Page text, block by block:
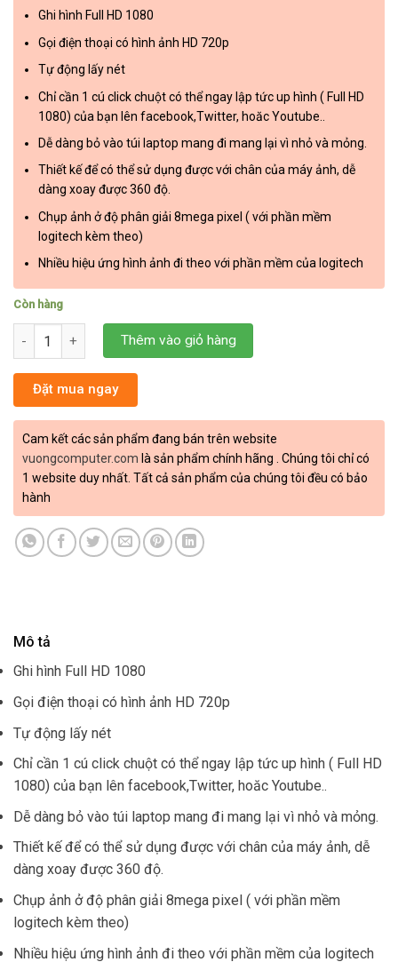
Ghi hình Full HD 1080
Gọi điện thoại có hình ảnh HD 720p
Tự động lấy nét
Chỉ cần 1 cú click chuột có thể ngay lập tức up hình ( Full HD
1080) của bạn lên facebook,Twitter, hoăc Youtube..
Dễ dàng bỏ vào túi laptop mang đi mang lại vì nhỏ và mỏng.
Thiết kế để có thể sử dụng được với chân của máy ảnh, dễ
dàng xoay được 360 độ.
Chụp ảnh ở độ phân giải 8mega pixel ( với phần mềm
logitech kèm theo)
Nhiều hiệu ứng hình ảnh đi theo với phần mềm của logitech
Còn hàng
Webcam Logitech HD C615 số lượng
Thêm vào giỏ hàng
Đặt mua ngay
Cam kết các sản phẩm đang bán trên website
vuongcomputer.com là sản phẩm chính hãng . Chúng tôi chỉ có
1 website duy nhất. Tất cả sản phẩm của chúng tôi đều có bảo
hành
Mô tả
Ghi hình Full HD 1080
Gọi điện thoại có hình ảnh HD 720p
Tự động lấy nét
Chỉ cần 1 cú click chuột có thể ngay lập tức up hình ( Full HD
1080) của bạn lên facebook,Twitter, hoăc Youtube..
Dễ dàng bỏ vào túi laptop mang đi mang lại vì nhỏ và mỏng.
Thiết kế để có thể sử dụng được với chân của máy ảnh, dễ
dàng xoay được 360 độ.
Chụp ảnh ở độ phân giải 8mega pixel ( với phần mềm
logitech kèm theo)
Nhiều hiệu ứng hình ảnh đi theo với phần mềm của logitech